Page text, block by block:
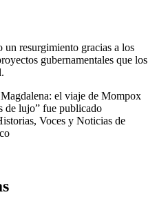
un resurgimiento gracias a los
gubernamentales que los
el viaje de Mompox
de lujo” fue publicado
Voces y Noticias de